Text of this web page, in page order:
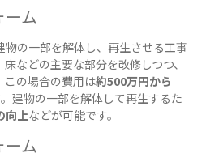
ム
の一部を解体し、再生させる工事
などの主要な部分を改修しつつ、
この場合の費用は約500万円から
建物の一部を解体して再生するた
向上などが可能です。
ム